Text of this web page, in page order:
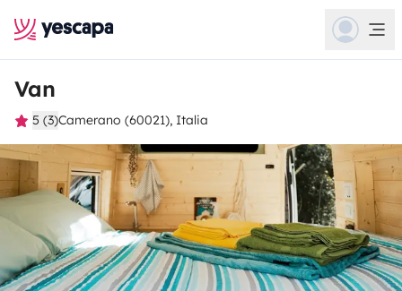
Van
5 (3)Camerano (60021), Italia